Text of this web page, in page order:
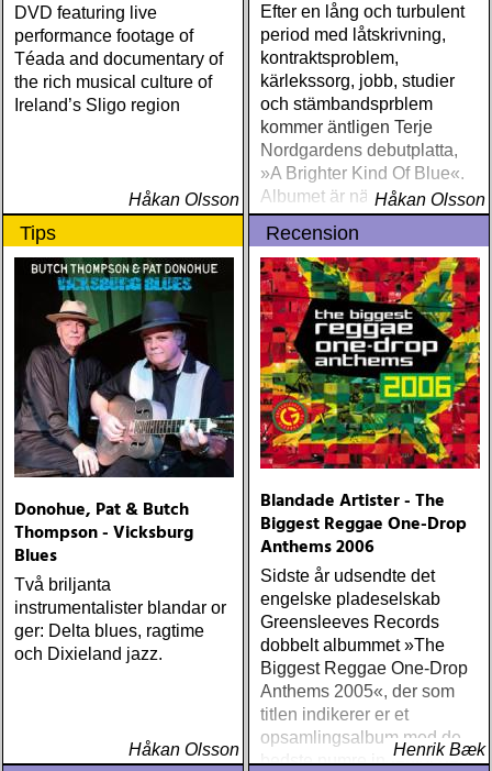
DVD featuring live
performance footage of
Téada and documentary of
the rich musical culture of
Ireland’s Sligo region
Håkan Olsson
Efter en lång och turbulent
period med låtskrivning,
kontraktsproblem,
kärlekssorg, jobb, studier
och stämbandsprblem
kommer äntligen Terje
Nordgardens debutplatta,
»A Brighter Kind Of Blue«.
Albumet är nära, enkelt och
ärligt och handlar om
upplevelser och historier
från en ung mans liv
Håkan Olsson
Tips
Donohue, Pat & Butch
Thompson - Vicksburg
Blues
Två briljanta
instrumentalister blandar or
ger: Delta blues, ragtime
och Dixieland jazz.
Håkan Olsson
Recension
Blandade Artister - The
Biggest Reggae One-Drop
Anthems 2006
Sidste år udsendte det
engelske pladeselskab
Greensleeves Records
dobbelt albummet »The
Biggest Reggae One-Drop
Anthems 2005«, der som
titlen indikerer er et
opsamlingsalbum med de
bedste numre indenfor den
Henrik Bæk